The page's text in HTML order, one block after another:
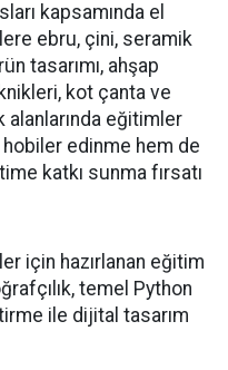
kapsamında el
ebru, çini, seramik
tasarımı, ahşap
kot çanta ve
alanlarında eğitimler
hobiler edinme hem de
katkı sunma fırsatı
için hazırlanan eğitim
temel Python
ile dijital tasarım